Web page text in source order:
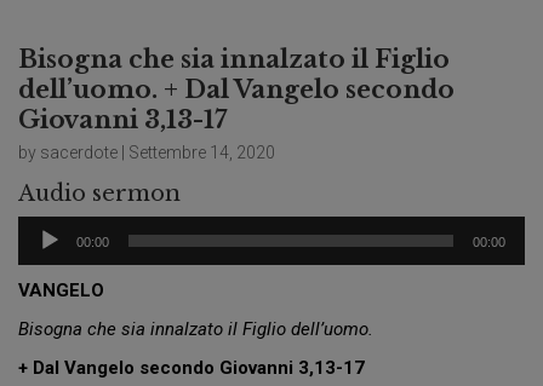
Bisogna che sia innalzato il Figlio
dell’uomo. + Dal Vangelo secondo
Giovanni 3,13-17
by sacerdote | Settembre 14, 2020
Audio sermon
Audio
Player
00:00 00:00
VANGELO
Bisogna che sia innalzato il Figlio dell’uomo.
+ Dal Vangelo secondo Giovanni 3,13-17